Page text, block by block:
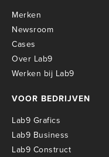
Merken
Newsroom
Cases
Over Lab9
Werken bij Lab9
VOOR BEDRIJVEN
Lab9 Grafics
Lab9 Business
Lab9 Construct